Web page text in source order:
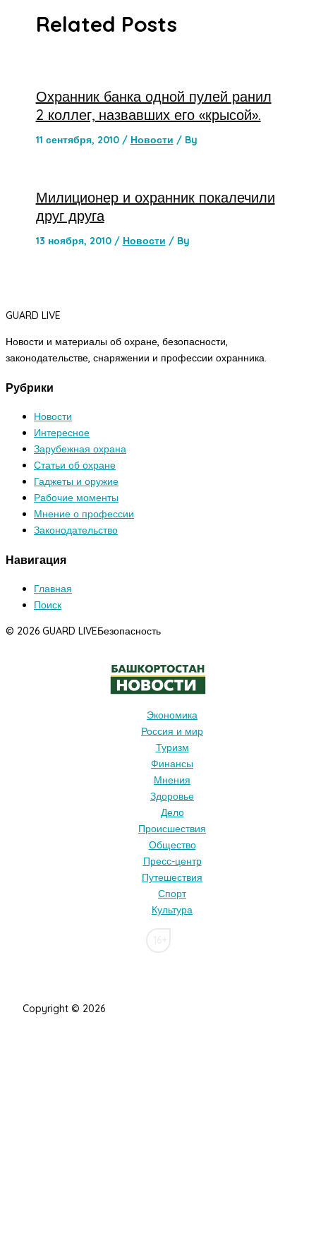
Related Posts
Охранник банка одной пулей ранил
2 коллег, назвавших его «крысой».
11 сентября, 2010 / Новости / By
Милиционер и охранник покалечили
друг друга
13 ноября, 2010 / Новости / By
GUARD LIVE
Новости и материалы об охране, безопасности,
законодательстве, снаряжении и профессии охранника.
Рубрики
Новости
Интересное
Зарубежная охрана
Статьи об охране
Гаджеты и оружие
Рабочие моменты
Мнение о профессии
Законодательство
Навигация
Главная
Поиск
© 2026 GUARD LIVEБезопасность
Экономика
Россия и мир
Туризм
Финансы
Мнения
Здоровье
Дело
Происшествия
Общество
Пресс-центр
Путешествия
Спорт
Культура
Copyright © 2026